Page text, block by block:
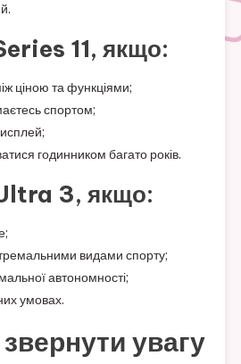
11, якщо:
ціною та функціями;
спортом;
годинником багато років.
3, якщо:
видами спорту;
автономності;
умовах.
увагу